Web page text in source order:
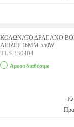
ΚΟΛΩΝΑΤΟ ΔΡΑΠΑΝΟ
ΛΕΙΖΕΡ 16MM 550W
TLS.330404
Αμεσα διαθέσιμο